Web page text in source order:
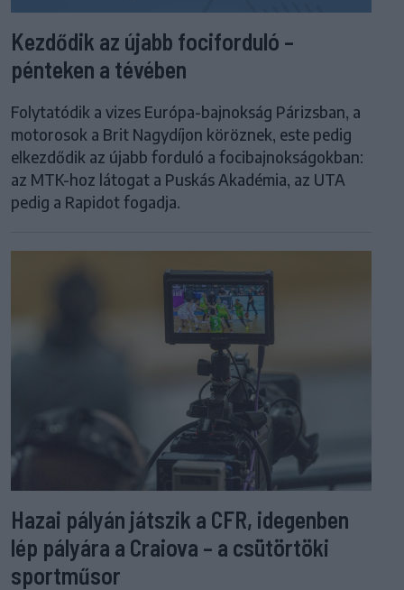
Kezdődik az újabb fociforduló –
pénteken a tévében
Folytatódik a vizes Európa-bajnokság Párizsban, a
motorosok a Brit Nagydíjon köröznek, este pedig
elkezdődik az újabb forduló a focibajnokságokban:
az MTK-hoz látogat a Puskás Akadémia, az UTA
pedig a Rapidot fogadja.
Hazai pályán játszik a CFR, idegenben
lép pályára a Craiova – a csütörtöki
sportműsor